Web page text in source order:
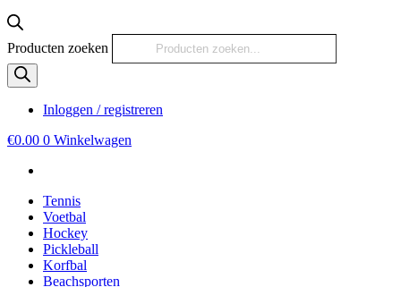
Producten zoeken
Inloggen / registreren
€0.00 0 Winkelwagen
Tennis
Voetbal
Hockey
Pickleball
Korfbal
Beachsporten